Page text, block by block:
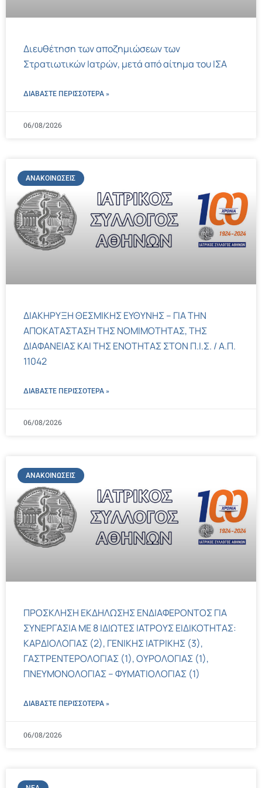
Διευθέτηση των αποζημιώσεων των
Στρατιωτικών Ιατρών, μετά από αίτημα του ΙΣΑ
ΔΙΑΒΑΣΤΕ ΠΕΡΙΣΣΌΤΕΡΑ »
06/08/2026
ΑΝΑΚΟΙΝΏΣΕΙΣ
ΔΙΑΚΗΡΥΞΗ ΘΕΣΜΙΚΗΣ ΕΥΘΥΝΗΣ – ΓΙΑ ΤΗΝ
ΑΠΟΚΑΤΑΣΤΑΣΗ ΤΗΣ ΝΟΜΙΜΟΤΗΤΑΣ, ΤΗΣ
ΔΙΑΦΑΝΕΙΑΣ ΚΑΙ ΤΗΣ ΕΝΟΤΗΤΑΣ ΣΤΟΝ Π.Ι.Σ. / Α.Π.
11042
ΔΙΑΒΑΣΤΕ ΠΕΡΙΣΣΌΤΕΡΑ »
06/08/2026
ΑΝΑΚΟΙΝΏΣΕΙΣ
ΠΡΟΣΚΛΗΣΗ ΕΚΔΗΛΩΣΗΣ ΕΝΔΙΑΦΕΡΟΝΤΟΣ ΓΙΑ
ΣΥΝΕΡΓΑΣΙΑ ΜΕ 8 ΙΔΙΩΤΕΣ ΙΑΤΡΟΥΣ ΕΙΔΙΚΟΤΗΤΑΣ:
ΚΑΡΔΙΟΛΟΓΙΑΣ (2), ΓΕΝΙΚΗΣ ΙΑΤΡΙΚΗΣ (3),
ΓΑΣΤΡΕΝΤΕΡΟΛΟΓΙΑΣ (1), ΟΥΡΟΛΟΓΙΑΣ (1),
ΠΝΕΥΜΟΝΟΛΟΓΙΑΣ – ΦΥΜΑΤΙΟΛΟΓΙΑΣ (1)
ΔΙΑΒΑΣΤΕ ΠΕΡΙΣΣΌΤΕΡΑ »
06/08/2026